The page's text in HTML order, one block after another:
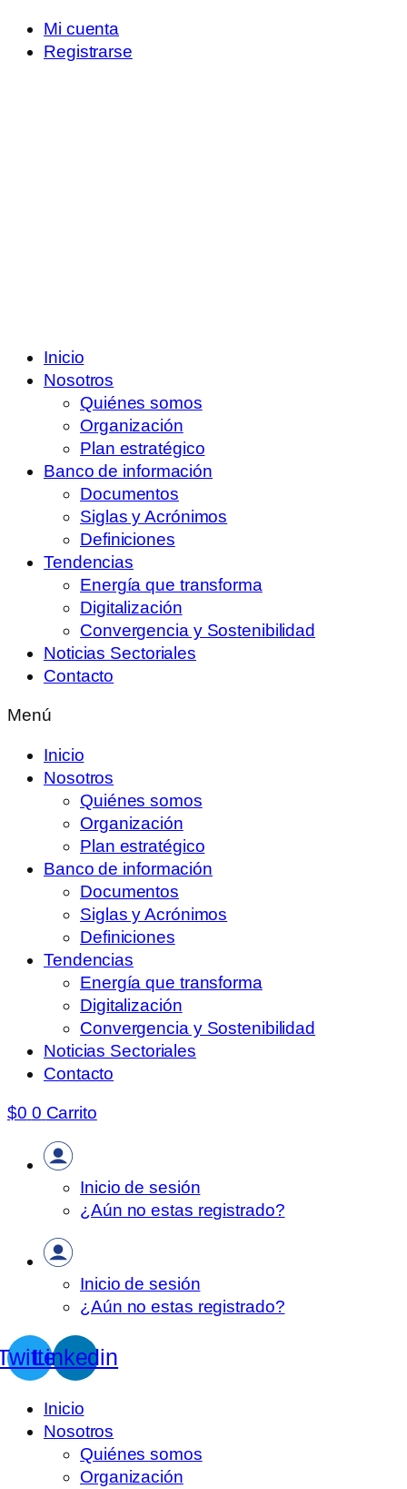
Mi cuenta
Registrarse
Inicio
Nosotros
Quiénes somos
Organización
Plan estratégico
Banco de información
Documentos
Siglas y Acrónimos
Definiciones
Tendencias
Energía que transforma
Digitalización
Convergencia y Sostenibilidad
Noticias Sectoriales
Contacto
Menú
Inicio
Nosotros
Quiénes somos
Organización
Plan estratégico
Banco de información
Documentos
Siglas y Acrónimos
Definiciones
Tendencias
Energía que transforma
Digitalización
Convergencia y Sostenibilidad
Noticias Sectoriales
Contacto
$0 0 Carrito
Inicio de sesión
¿Aún no estas registrado?
Inicio de sesión
¿Aún no estas registrado?
Linkedin
Inicio
Nosotros
Quiénes somos
Organización